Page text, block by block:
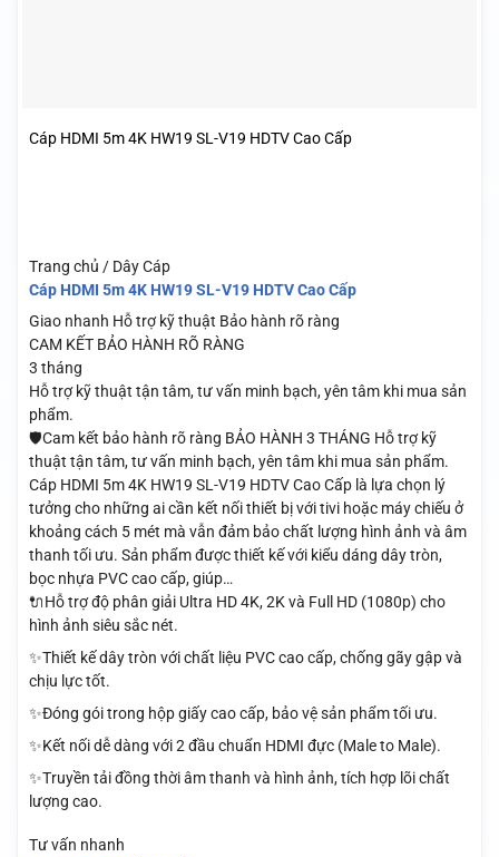
Cáp HDMI 5m 4K HW19 SL-V19 HDTV Cao Cấp
Trang chủ / Dây Cáp
Cáp HDMI 5m 4K HW19 SL-V19 HDTV Cao Cấp
Giao nhanh Hỗ trợ kỹ thuật Bảo hành rõ ràng
CAM KẾT BẢO HÀNH RÕ RÀNG
3 tháng
Hỗ trợ kỹ thuật tận tâm, tư vấn minh bạch, yên tâm khi mua sản
phẩm.
🛡️Cam kết bảo hành rõ ràng BẢO HÀNH 3 THÁNG Hỗ trợ kỹ
thuật tận tâm, tư vấn minh bạch, yên tâm khi mua sản phẩm.
Cáp HDMI 5m 4K HW19 SL-V19 HDTV Cao Cấp là lựa chọn lý
tưởng cho những ai cần kết nối thiết bị với tivi hoặc máy chiếu ở
khoảng cách 5 mét mà vẫn đảm bảo chất lượng hình ảnh và âm
thanh tối ưu. Sản phẩm được thiết kế với kiểu dáng dây tròn,
bọc nhựa PVC cao cấp, giúp…
🔌Hỗ trợ độ phân giải Ultra HD 4K, 2K và Full HD (1080p) cho
hình ảnh siêu sắc nét.
✨Thiết kế dây tròn với chất liệu PVC cao cấp, chống gãy gập và
chịu lực tốt.
✨Đóng gói trong hộp giấy cao cấp, bảo vệ sản phẩm tối ưu.
✨Kết nối dễ dàng với 2 đầu chuẩn HDMI đực (Male to Male).
✨Truyền tải đồng thời âm thanh và hình ảnh, tích hợp lõi chất
lượng cao.
Tư vấn nhanh